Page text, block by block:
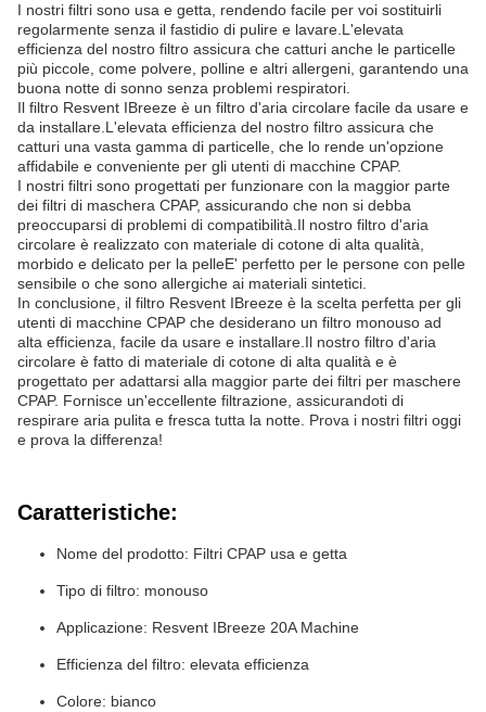
I nostri filtri sono usa e getta, rendendo facile per voi sostituirli
regolarmente senza il fastidio di pulire e lavare.L'elevata
efficienza del nostro filtro assicura che catturi anche le particelle
più piccole, come polvere, polline e altri allergeni, garantendo una
buona notte di sonno senza problemi respiratori.
Il filtro Resvent IBreeze è un filtro d'aria circolare facile da usare e
da installare.L'elevata efficienza del nostro filtro assicura che
catturi una vasta gamma di particelle, che lo rende un'opzione
affidabile e conveniente per gli utenti di macchine CPAP.
I nostri filtri sono progettati per funzionare con la maggior parte
dei filtri di maschera CPAP, assicurando che non si debba
preoccuparsi di problemi di compatibilità.Il nostro filtro d'aria
circolare è realizzato con materiale di cotone di alta qualità,
morbido e delicato per la pelleE' perfetto per le persone con pelle
sensibile o che sono allergiche ai materiali sintetici.
In conclusione, il filtro Resvent IBreeze è la scelta perfetta per gli
utenti di macchine CPAP che desiderano un filtro monouso ad
alta efficienza, facile da usare e installare.Il nostro filtro d'aria
circolare è fatto di materiale di cotone di alta qualità e è
progettato per adattarsi alla maggior parte dei filtri per maschere
CPAP. Fornisce un'eccellente filtrazione, assicurandoti di
respirare aria pulita e fresca tutta la notte. Prova i nostri filtri oggi
e prova la differenza!
Caratteristiche:
Nome del prodotto: Filtri CPAP usa e getta
Tipo di filtro: monouso
Applicazione: Resvent IBreeze 20A Machine
Efficienza del filtro: elevata efficienza
Colore: bianco